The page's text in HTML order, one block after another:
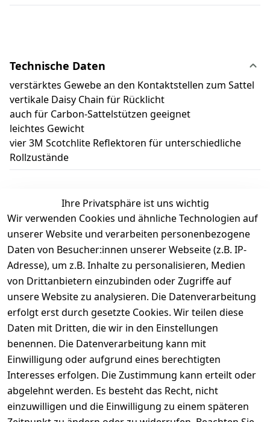
Technische Daten
verstärktes Gewebe an den Kontaktstellen zum Sattel
vertikale Daisy Chain für Rücklicht
auch für Carbon-Sattelstützen geeignet
leichtes Gewicht
vier 3M Scotchlite Reflektoren für unterschiedliche
Rollzustände
Kundenbewertungen
Durchschnittliche Bewertung
0
Basierend auf 0 Bewertung(en)
Bewertung abgeben
5
( 0 )
4
( 0 )
3
( 0 )
2
( 0 )
1
( 0 )
Ihre Privatsphäre ist uns wichtig
Wir verwenden Cookies und ähnliche Technologien auf
unserer Website und verarbeiten personenbezogene
Daten von Besucher:innen unserer Webseite (z.B. IP-
Adresse), um z.B. Inhalte zu personalisieren, Medien
von Drittanbietern einzubinden oder Zugriffe auf
unsere Website zu analysieren. Die Datenverarbeitung
erfolgt erst durch gesetzte Cookies. Wir teilen diese
Daten mit Dritten, die wir in den Einstellungen
benennen. Die Datenverarbeitung kann mit
Einwilligung oder aufgrund eines berechtigten
Interesses erfolgen. Die Zustimmung kann erteilt oder
abgelehnt werden. Es besteht das Recht, nicht
einzuwilligen und die Einwilligung zu einem späteren